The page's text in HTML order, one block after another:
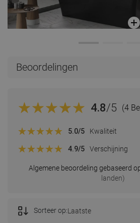
Beoordelingen
4.8/5 (4
Algemene beoordeling gebaseerd
landen)
5.0/5 Kwaliteit
4.9/5 Verschijning
Sorteer op:Laatste